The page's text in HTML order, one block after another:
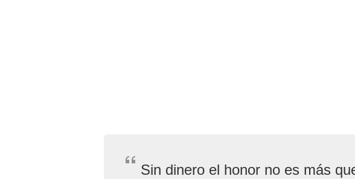
Sin dinero el honor no es más